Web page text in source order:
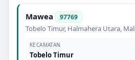
Mawea 97769
Tobelo Timur, Halmahera Utara,
KECAMATAN
Tobelo Timur